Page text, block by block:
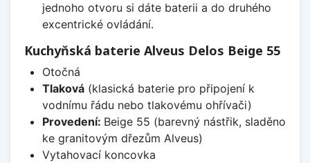
jednoho otvoru si dáte baterii a do druhého
excentrické ovládání.
Kuchyňská baterie Alveus Delos Beige 55
Otočná
Tlaková(klasická baterie pro připojení k
vodnímu řádu nebo tlakovému ohřívači)
Provedení: Beige 55 (barevný nástřik, sladěno
ke granitovým dřezům Alveus)
Vytahovací koncovka